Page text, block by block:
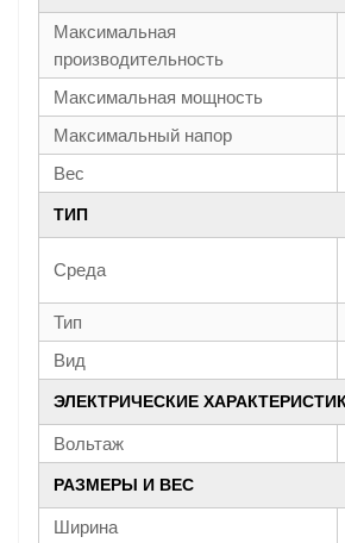
Максимальная
производительность
Максимальная мощность
Максимальный напор
Вес
ТИП
Среда
Тип
Вид
ЭЛЕКТРИЧЕСКИЕ
Вольтаж
РАЗМЕРЫ И ВЕС
Ширина